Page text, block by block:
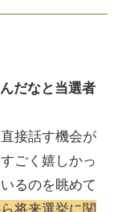
だなと当選者
接話す機会が
ごく嬉しかっ
るのを眺めて
将来選挙に関